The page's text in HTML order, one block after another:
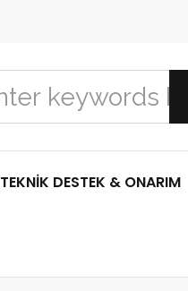
TEKNIK DESTEK & ONARIM